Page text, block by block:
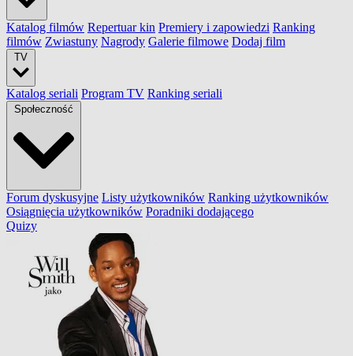
Katalog filmów Repertuar kin Premiery i zapowiedzi Ranking
filmów Zwiastuny Nagrody Galerie filmowe Dodaj film
TV
Katalog seriali Program TV Ranking seriali
Społeczność
Forum dyskusyjne Listy użytkowników Ranking użytkowników
Osiągnięcia użytkowników Poradniki dodającego
Quizy